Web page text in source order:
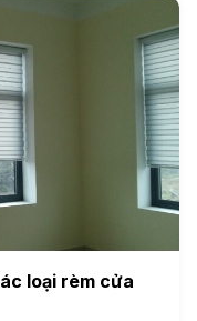
loại rèm cửa